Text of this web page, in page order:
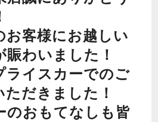
お客様にお越しい
わいました！
ライスカーでのご
だきました！
のおもてなしも皆